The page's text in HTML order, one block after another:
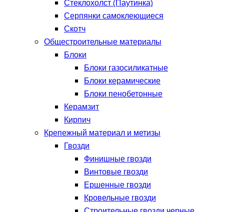
Стеклохолст (Паутинка)
Серпянки самоклеющиеся
Скотч
Общестроительные материалы
Блоки
Блоки газосиликатные
Блоки керамические
Блоки пенобетонные
Керамзит
Кирпич
Крепежный материал и метизы
Гвозди
Финишные гвозди
Винтовые гвозди
Ершенные гвозди
Кровельные гвозди